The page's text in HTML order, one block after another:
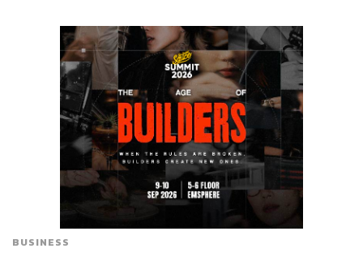
BUSINESS